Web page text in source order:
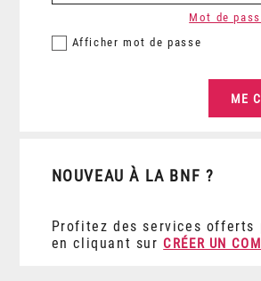
Afficher mot de passe
Mot de
NOUVEAU À LA BNF ?
Profitez des services offerts
en cliquant sur CRÉER UN